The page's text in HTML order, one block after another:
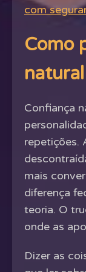
com
Como
natural
Confiança
repetições.
mais
diferença
teoria. O
onde as
Dizer as